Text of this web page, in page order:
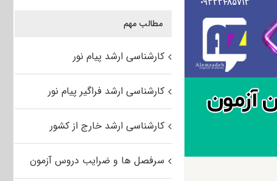
مطالب مهم
کارشناسی ارشد پیام نور
کارشناسی ارشد فراگیر پیام نور
کارشناسی ارشد خارج از کشور
سرفصل ها و ضرایب دروس آزمون